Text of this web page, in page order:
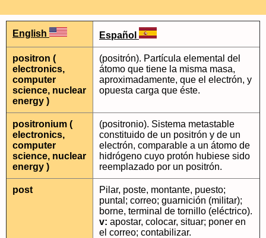
English Español
positron (
electronics,
computer
science, nuclear
energy )
(positrón). Partícula elemental del
átomo que tiene la misma masa,
aproximadamente, que el electrón, y
opuesta carga que éste.
positronium (
electronics,
computer
science, nuclear
energy )
(positronio). Sistema metastable
constituido de un positrón y de un
electrón, comparable a un átomo de
hidrógeno cuyo protón hubiese sido
reemplazado por un positrón.
post
Pilar, poste, montante, puesto;
puntal; correo; guarnición (militar);
borne, terminal de tornillo (eléctrico).
v: apostar, colocar, situar; poner en
el correo; contabilizar.